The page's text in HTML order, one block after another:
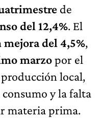
de
del 12,4%. El
mejora del 4,5%,
marzopor el
local,
y la falta
materia prima.